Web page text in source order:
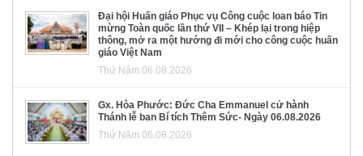
Đại hội Huấn giáo Phục vụ Công cuộc loan báo Tin
mừng Toàn quốc lần thứ VII – Khép lại trong hiệp
thông, mở ra một hướng đi mới cho công cuộc huấn
giáo Việt Nam
Thứ Năm 06.08.2026
Gx. Hòa Phước: Đức Cha Emmanuel cử hành
Thánh lễ ban Bí tích Thêm Sức- Ngày 06.08.2026
Thứ Năm 06.08.2026